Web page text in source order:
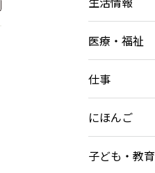
医療・福祉
仕事
にほんご
子ども・教育